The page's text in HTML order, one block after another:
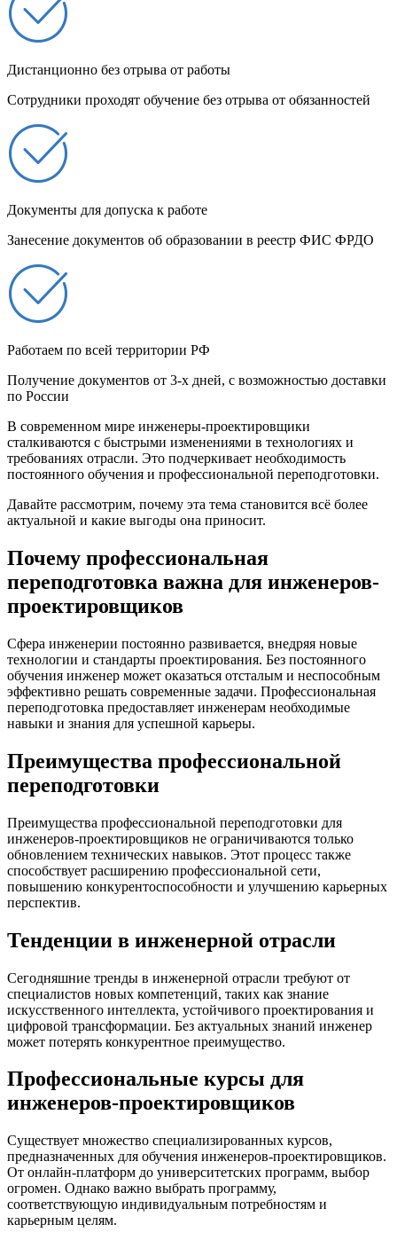
Дистанционно без отрыва от работы
Сотрудники проходят обучение без отрыва от обязанностей
Документы для допуска к работе
Занесение документов об образовании в реестр ФИС ФРДО
Работаем по всей территории РФ
Получение документов от 3-х дней, с возможностью доставки
по России
В современном мире инженеры-проектировщики
сталкиваются с быстрыми изменениями в технологиях и
требованиях отрасли. Это подчеркивает необходимость
постоянного обучения и профессиональной переподготовки.
Давайте рассмотрим, почему эта тема становится всё более
актуальной и какие выгоды она приносит.
Почему профессиональная
переподготовка важна для инженеров-
проектировщиков
Сфера инженерии постоянно развивается, внедряя новые
технологии и стандарты проектирования. Без постоянного
обучения инженер может оказаться отсталым и неспособным
эффективно решать современные задачи. Профессиональная
переподготовка предоставляет инженерам необходимые
навыки и знания для успешной карьеры.
Преимущества профессиональной
переподготовки
Преимущества профессиональной переподготовки для
инженеров-проектировщиков не ограничиваются только
обновлением технических навыков. Этот процесс также
способствует расширению профессиональной сети,
повышению конкурентоспособности и улучшению карьерных
перспектив.
Тенденции в инженерной отрасли
Сегодняшние тренды в инженерной отрасли требуют от
специалистов новых компетенций, таких как знание
искусственного интеллекта, устойчивого проектирования и
цифровой трансформации. Без актуальных знаний инженер
может потерять конкурентное преимущество.
Профессиональные курсы для
инженеров-проектировщиков
Существует множество специализированных курсов,
предназначенных для обучения инженеров-проектировщиков.
От онлайн-платформ до университетских программ, выбор
огромен. Однако важно выбрать программу,
соответствующую индивидуальным потребностям и
карьерным целям.